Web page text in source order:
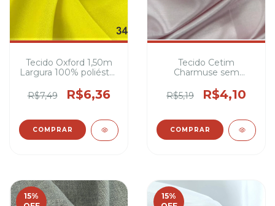
Tecido Oxford 1,50m
Largura 100% poliéster
R$7,49
R$6,36
COMPRAR
Tecido Cetim
Charmuse sem
Largura 100%
Poliéster
R$5,19 R$4,10
COMPRAR
15%
15%